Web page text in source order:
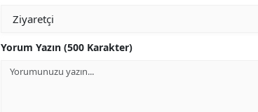
Yorum Yazın (500 Karakter)